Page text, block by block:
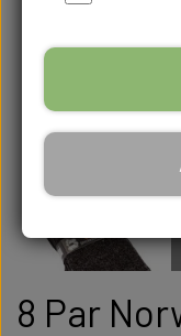
8 Par